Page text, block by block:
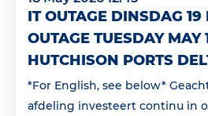
IT OUTAGE DINSDAG 19
OUTAGE TUESDAY MAY
HUTCHISON PORTS
*For English, see below*
afdeling investeert continu in